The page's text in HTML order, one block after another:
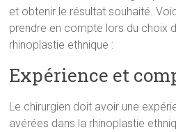
et obtenir le résultat souhaité.
prendre en compte lors du choix
rhinoplastie ethnique :
Expérience et
Le chirurgien doit avoir une
avérées dans la rhinoplastie